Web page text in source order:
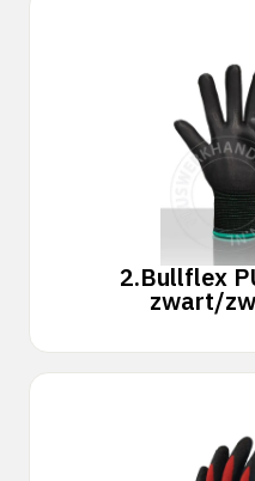
2.Bullflex
zwart/